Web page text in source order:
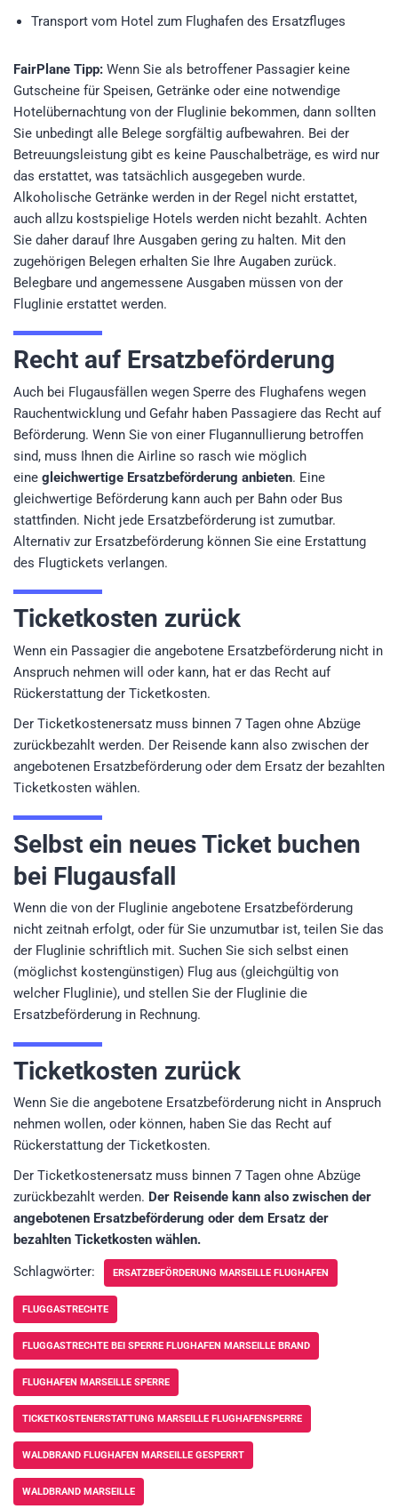
Transport vom Hotel zum Flughafen des Ersatzfluges
FairPlane Tipp: Wenn Sie als betroffener Passagier keine
Gutscheine für Speisen, Getränke oder eine notwendige
Hotelübernachtung von der Fluglinie bekommen, dann sollten
Sie unbedingt alle Belege sorgfältig aufbewahren. Bei der
Betreuungsleistung gibt es keine Pauschalbeträge, es wird nur
das erstattet, was tatsächlich ausgegeben wurde.
Alkoholische Getränke werden in der Regel nicht erstattet,
auch allzu kostspielige Hotels werden nicht bezahlt. Achten
Sie daher darauf Ihre Ausgaben gering zu halten. Mit den
zugehörigen Belegen erhalten Sie Ihre Augaben zurück.
Belegbare und angemessene Ausgaben müssen von der
Fluglinie erstattet werden.
Recht auf Ersatzbeförderung
Auch bei Flugausfällen wegen Sperre des Flughafens wegen
Rauchentwicklung und Gefahr haben Passagiere das Recht auf
Beförderung. Wenn Sie von einer Flugannullierung betroffen
sind, muss Ihnen die Airline so rasch wie möglich
eine gleichwertige Ersatzbeförderung anbieten. Eine
gleichwertige Beförderung kann auch per Bahn oder Bus
stattfinden. Nicht jede Ersatzbeförderung ist zumutbar.
Alternativ zur Ersatzbeförderung können Sie eine Erstattung
des Flugtickets verlangen.
Ticketkosten zurück
Wenn ein Passagier die angebotene Ersatzbeförderung nicht in
Anspruch nehmen will oder kann, hat er das Recht auf
Rückerstattung der Ticketkosten.
Der Ticketkostenersatz muss binnen 7 Tagen ohne Abzüge
zurückbezahlt werden. Der Reisende kann also zwischen der
angebotenen Ersatzbeförderung oder dem Ersatz der bezahlten
Ticketkosten wählen.
Selbst ein neues Ticket buchen
bei Flugausfall
Wenn die von der Fluglinie angebotene Ersatzbeförderung
nicht zeitnah erfolgt, oder für Sie unzumutbar ist, teilen Sie das
der Fluglinie schriftlich mit. Suchen Sie sich selbst einen
(möglichst kostengünstigen) Flug aus (gleichgültig von
welcher Fluglinie), und stellen Sie der Fluglinie die
Ersatzbeförderung in Rechnung.
Ticketkosten zurück
Wenn Sie die angebotene Ersatzbeförderung nicht in Anspruch
nehmen wollen, oder können, haben Sie das Recht auf
Rückerstattung der Ticketkosten.
Der Ticketkostenersatz muss binnen 7 Tagen ohne Abzüge
zurückbezahlt werden. Der Reisende kann also zwischen der
angebotenen Ersatzbeförderung oder dem Ersatz der
bezahlten Ticketkosten wählen.
Schlagwörter:
ERSATZBEFÖRDERUNG MARSEILLE FLUGHAFEN
FLUGGASTRECHTE
FLUGGASTRECHTE BEI SPERRE FLUGHAFEN MARSEILLE BRAND
FLUGHAFEN MARSEILLE SPERRE
TICKETKOSTENERSTATTUNG MARSEILLE FLUGHAFENSPERRE
WALDBRAND FLUGHAFEN MARSEILLE GESPERRT
WALDBRAND MARSEILLE